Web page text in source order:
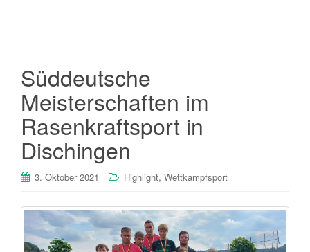
Süddeutsche
Meisterschaften im
Rasenkraftsport in
Dischingen
3. Oktober 2021 Highlight, Wettkampfsport